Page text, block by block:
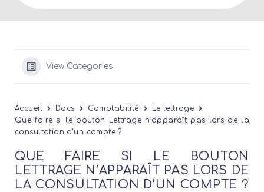
View Categories
Accueil Docs Comptabilité
Le lettrage
Que faire si le bouton Lettrage n’apparaît pas lors de la
consultation d’un compte ?
QUE FAIRE SI LE BOUTON
LETTRAGE N’APPARAÎT PAS LORS DE
LA CONSULTATION D’UN COMPTE ?